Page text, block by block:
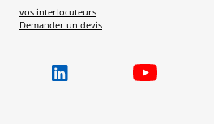
vos interlocuteurs
Demander un devis